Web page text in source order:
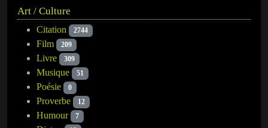
Art / Culture
Citation 2744
Film 209
Livre 309
Musique 51
Poésie 0
Proverbe 12
Humour 7